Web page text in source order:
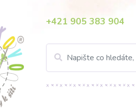
+421 905 383 904